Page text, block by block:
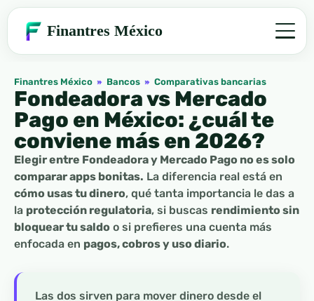
Finantres México
Finantres México » Bancos » Comparativas bancarias
Fondeadora vs Mercado
Pago en México: ¿cuál te
conviene más en 2026?
Elegir entre Fondeadora y Mercado Pago no es solo
comparar apps bonitas. La diferencia real está en
cómo usas tu dinero, qué tanta importancia le das a
la protección regulatoria, si buscas rendimiento sin
bloquear tu saldo o si prefieres una cuenta más
enfocada en pagos, cobros y uso diario.
Las dos sirven para mover dinero desde el